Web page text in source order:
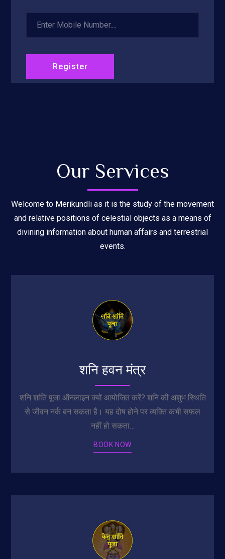
Our Services
Welcome to Merikundli as it is the study of the movement
and relative positions of celestial objects as a means of
divining information about human affairs and terrestrial
events.
शनि हवन मंत्र
शनि शांति पूजा ऑनलाइन क्यों आयोजित करें? शनि की अशुभ स्थिति
से जीवन नर्क बन सकता है। यह दोष होने पर व्यक्ति कभी सफल
नहीं हो सकता…
BOOK NOW